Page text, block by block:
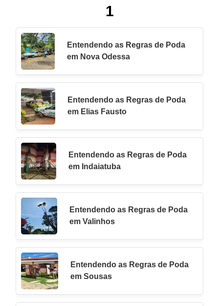
1
Entendendo as Regras de Poda
em Nova Odessa
Entendendo as Regras de Poda
em Elias Fausto
Entendendo as Regras de Poda
em Indaiatuba
Entendendo as Regras de Poda
em Valinhos
Entendendo as Regras de Poda
em Sousas